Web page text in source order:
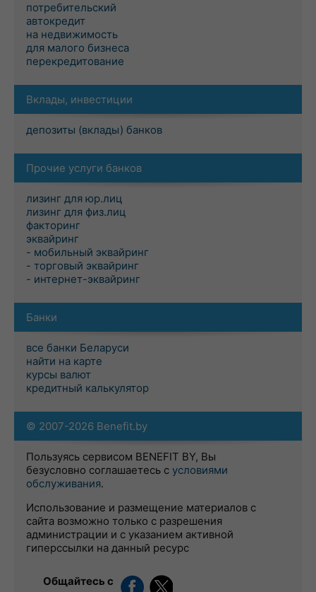
потребительский
автокредит
на недвижимость
для малого бизнеса
перекредитование
Вклады, инвестиции
депозиты (вклады) банков
Прочие услуги банков
лизинг для юр.лиц
лизинг для физ.лиц
факторинг
эквайринг
- мобильный эквайринг
- торговый эквайринг
- интернет-эквайринг
Банки
все банки Беларуси
найти на карте
курсы валют
кредитный калькулятор
© 2007-2026 Benefit.by
Пользуясь сервисом BENEFIT BY, Вы
безусловно соглашаетесь с условиями
обслуживания.
Использование и размещение материалов с
сайта возможно только с разрешения
администрации и с указанием активной
гиперссылки на данный ресурс
Общайтесь с